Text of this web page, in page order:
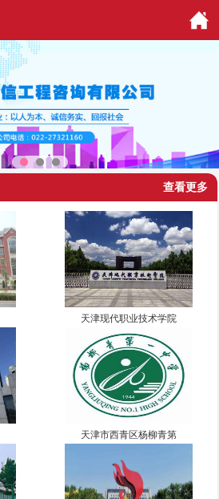
查看更多
天津现代职业技术学院
天津市西青区杨柳青第